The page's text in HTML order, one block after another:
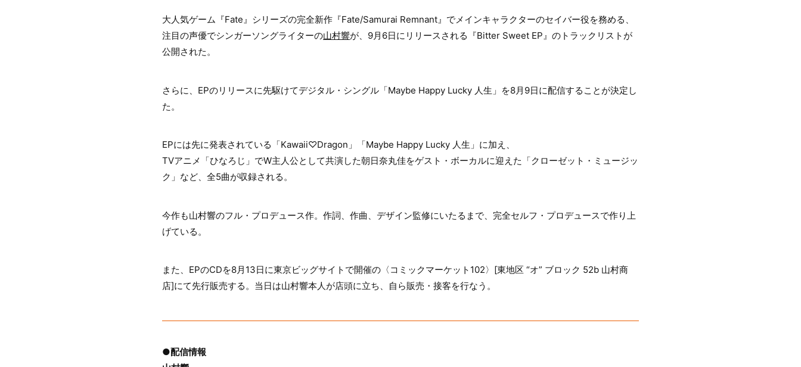
大人気ゲーム『Fate』シリーズの完全新作『Fate/Samurai Remnant』でメインキャラクターのセイバー役を務める、
注目の声優でシンガーソングライターの山村響が、9月6日にリリースされる『Bitter Sweet EP』のトラックリストが
公開された。
さらに、EPのリリースに先駆けてデジタル・シングル「Maybe Happy Lucky 人生」を8月9日に配信することが決定し
た。
EPには先に発表されている「Kawaii♡Dragon」「Maybe Happy Lucky 人生」に加え、
TVアニメ「ひなろじ」でW主人公として共演した朝日奈丸佳をゲスト・ボーカルに迎えた「クローゼット・ミュージッ
ク」など、全5曲が収録される。
今作も山村響のフル・プロデュース作。作詞、作曲、デザイン監修にいたるまで、完全セルフ・プロデュースで作り上
げている。
また、EPのCDを8月13日に東京ビッグサイトで開催の〈コミックマーケット102〉[東地区 “オ” ブロック 52b 山村商
店]にて先行販売する。当日は山村響本人が店頭に立ち、自ら販売・接客を行なう。
●配信情報